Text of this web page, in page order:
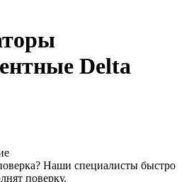
Delta
Наши специалисты быстро
поверку.